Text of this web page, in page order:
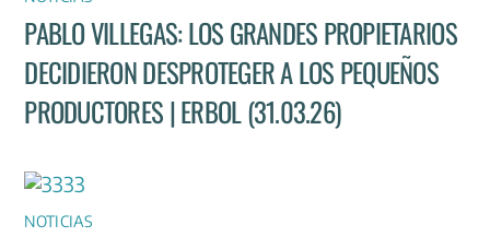
PABLO VILLEGAS: LOS GRANDES PROPIETARIOS
DECIDIERON DESPROTEGER A LOS PEQUEÑOS
PRODUCTORES | ERBOL (31.03.26)
NOTICIAS